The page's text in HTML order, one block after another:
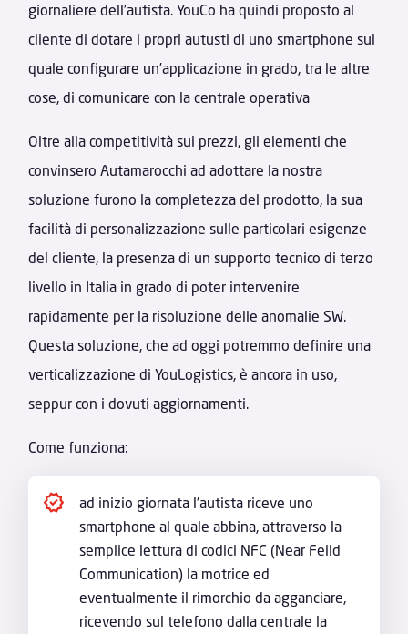
giornaliere dell’autista. YouCo ha quindi proposto al
cliente di dotare i propri autusti di uno smartphone sul
quale configurare un’applicazione in grado, tra le altre
cose, di comunicare con la centrale operativa
Oltre alla competitività sui prezzi, gli elementi che
convinsero Autamarocchi ad adottare la nostra
soluzione furono la completezza del prodotto, la sua
facilità di personalizzazione sulle particolari esigenze
del cliente, la presenza di un supporto tecnico di terzo
livello in Italia in grado di poter intervenire
rapidamente per la risoluzione delle anomalie SW.
Questa soluzione, che ad oggi potremmo definire una
verticalizzazione di YouLogistics, è ancora in uso,
seppur con i dovuti aggiornamenti.
Come funziona:
ad inizio giornata l’autista riceve uno
smartphone al quale abbina, attraverso la
semplice lettura di codici NFC (Near Feild
Communication) la motrice ed
eventualmente il rimorchio da agganciare,
ricevendo sul telefono dalla centrale la